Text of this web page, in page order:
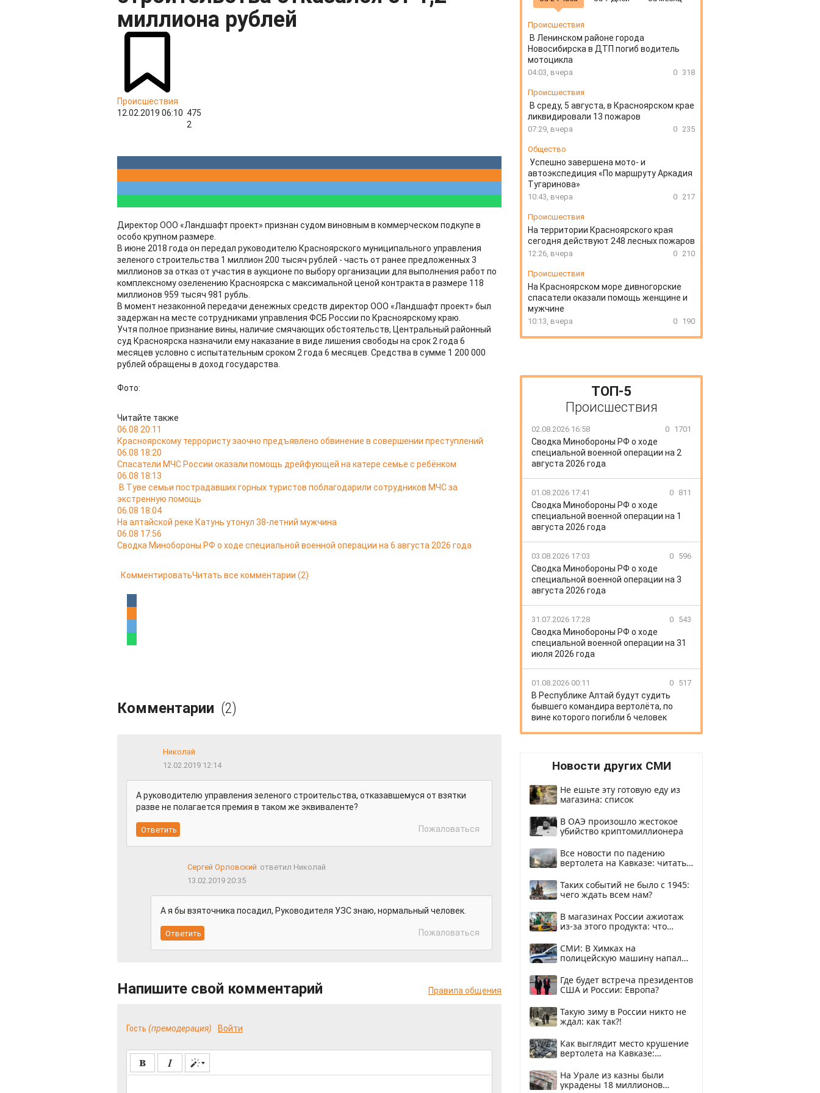
миллиона рублей
Происшествия
12.02.2019 06:10 475
2
Директор ООО «Ландшафт проект» признан судом виновным в коммерческом подкупе в
особо крупном размере.
В июне 2018 года он передал руководителю Красноярского муниципального управления
зеленого строительства 1 миллион 200 тысяч рублей - часть от ранее предложенных 3
миллионов за отказ от участия в аукционе по выбору организации для выполнения работ по
комплексному озеленению Красноярска с максимальной ценой контракта в размере 118
миллионов 959 тысяч 981 рубль.
В момент незаконной передачи денежных средств директор ООО «Ландшафт проект» был
задержан на месте сотрудниками управления ФСБ России по Красноярскому краю.
Учтя полное признание вины, наличие смячающих обстоятельств, Центральный районный
суд Красноярска назначили ему наказание в виде лишения свободы на срок 2 года 6
месяцев условно с испытательным сроком 2 года 6 месяцев. Средства в сумме 1 200 000
рублей обращены в доход государства.
Фото:
Читайте также
06.08 20:11
Красноярскому террористу заочно предъявлено обвинение в совершении преступлений
06.08 18:20
Спасатели МЧС России оказали помощь дрейфующей на катере семье с ребёнком
06.08 18:13
В Туве семьи пострадавших горных туристов поблагодарили сотрудников МЧС за
экстренную помощь
06.08 18:04
На алтайской реке Катунь утонул 38-летний мужчина
06.08 17:56
Сводка Минобороны РФ о ходе специальной военной операции на 6 августа 2026 года
КомментироватьЧитать все комментарии (2)
Комментарии (2)
Николай
12.02.2019 12:14
А руководителю управления зеленого строительства, отказавшемуся от взятки
разве не полагается премия в таком же эквиваленте?
Пожаловаться
Сергей Орловский ответил Николай
13.02.2019 20:35
А я бы взяточника посадил, Руководителя УЗС знаю, нормальный человек.
Пожаловаться
Напишите свой комментарий Правила общения
Гость (премодерация) Войти
Происшествия
В Ленинском районе города
Новосибирска в ДТП погиб водитель
мотоцикла
04:03, вчера 0 318
Происшествия
В среду, 5 августа, в Красноярском крае
ликвидировали 13 пожаров
07:29, вчера 0 235
Общество
Успешно завершена мото- и
автоэкспедиция «По маршруту Аркадия
Тугаринова»
10:43, вчера 0 217
Происшествия
На территории Красноярского края
сегодня действуют 248 лесных пожаров
12:26, вчера 0 210
Происшествия
На Красноярском море дивногорские
спасатели оказали помощь женщине и
мужчине
10:13, вчера 0 190
ТОП-5
Происшествия
02.08.2026 16:58 0 1701
Сводка Минобороны РФ о ходе
специальной военной операции на 2
августа 2026 года
01.08.2026 17:41 0 811
Сводка Минобороны РФ о ходе
специальной военной операции на 1
августа 2026 года
03.08.2026 17:03 0 596
Сводка Минобороны РФ о ходе
специальной военной операции на 3
августа 2026 года
31.07.2026 17:28 0 543
Сводка Минобороны РФ о ходе
специальной военной операции на 31
июля 2026 года
01.08.2026 00:11 0 517
В Республике Алтай будут судить
бывшего командира вертолёта, по
вине которого погибли 6 человек
Новости других СМИ
Не ешьте эту готовую еду из
магазина: список
В ОАЭ произошло жестокое
убийство криптомиллионера
Все новости по падению
вертолета на Кавказе: читать
Таких событий не было с 1945:
чего ждать всем нам?
В магазинах России ажиотаж
из-за этого продукта: что
СМИ: В Химках на
полицейскую машину напали
Где будет встреча президентов
США и России: Европа?
Такую зиму в России никто не
ждал: как так?!
Как выглядит место крушение
вертолета на Кавказе:
На Урале из казны были
украдены 18 миллионов